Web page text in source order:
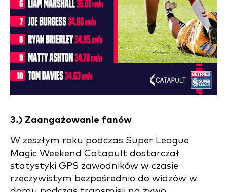
3.) Zaangażowanie fanów
W zeszłym roku podczas Super League
Magic Weekend Catapult dostarczał
statystyki GPS zawodników w czasie
rzeczywistym bezpośrednio do widzów w